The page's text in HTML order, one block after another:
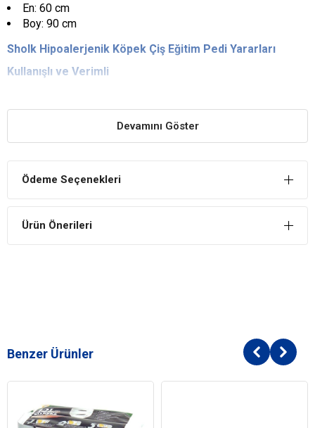
En: 60 cm
Boy: 90 cm
Sholk Hipoalerjenik Köpek Çiş Eğitim Pedi Yararları
Kullanışlı ve Verimli
engelleyen dış yüzeyi, kötü kokuları engelleyen özel dokusu ve
yırtılmalara karşı dayanıklı esneyen yapısı ile biricik dostlarımızın
sağlığını ve konforunu korur.
Dil, pati, solunum ve burun dostu olduğundan tahriş ve iritasyona
Pratik Kullanım
Devamını Göster
Ödeme Seçenekleri
Ürün Önerileri
Benzer Ürünler